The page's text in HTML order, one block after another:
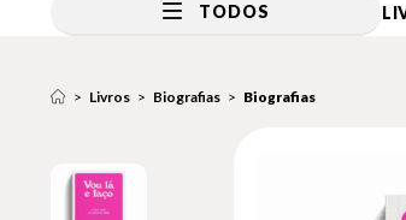
TODOS
Livros Biografias Biografias